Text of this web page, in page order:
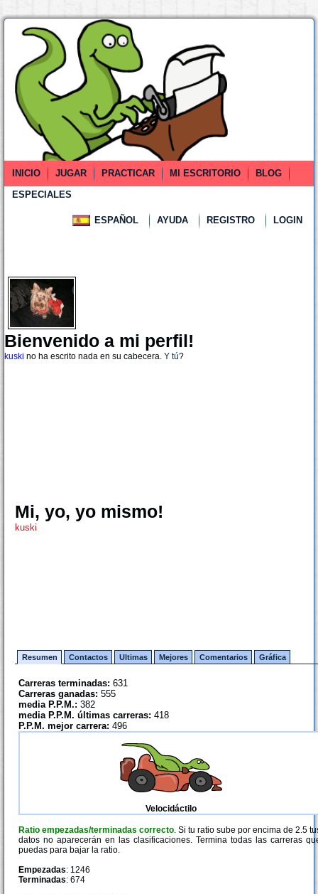
INICIO JUGAR PRACTICAR MI ESCRITORIO
BLOG
ESPECIALES
ESPAÑOL AYUDA REGISTRO LOGIN
Bienvenido a mi perfil!
kuski no ha escrito nada en su cabecera. Y tú?
Mi, yo, yo mismo!
kuski
Resumen Contactos Ultimas Mejores Comentarios Gráfica
Carreras terminadas: 631
Carreras ganadas: 555
media P.P.M.: 382
media P.P.M. últimas carreras: 418
P.P.M. mejor carrera: 496
Velocidáctilo
Ratio empezadas/terminadas correcto. Si tu ratio sube por encima de 2.5
datos no aparecerán en las clasificaciones. Termina todas las carreras
puedas para bajar la ratio.
Empezadas: 1246
Terminadas: 674